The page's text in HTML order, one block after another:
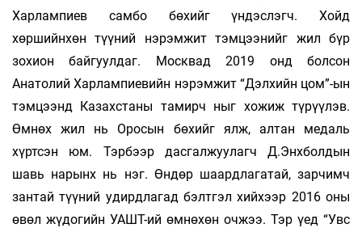
Харлампиев самбо бөхийг үндэслэгч. Хойд
хөршийнхөн түүний нэрэмжит тэмцээнийг жил бүр
зохион байгуулдаг. Москвад 2019 онд болсон
Анатолий Харлампиевийн нэрэмжит “Дэлхийн цом”-ын
тэмцээнд Казахстаны тамирч­ ныг хожиж түрүүлэв.
Өмнөх жил нь Оросын бөхийг ялж, алтан медаль
хүртсэн юм. Тэрбээр дасгалжуулагч Д.Энхболдын
шавь нарынх нь нэг. Өндөр шаардлагатай, зарчимч
зантай түүний удирдлагад бэлтгэл хийхээр 2016 оны
өвөл жүдогийн УАШТ-ий өмнөхөн очжээ. Тэр үед “Увс